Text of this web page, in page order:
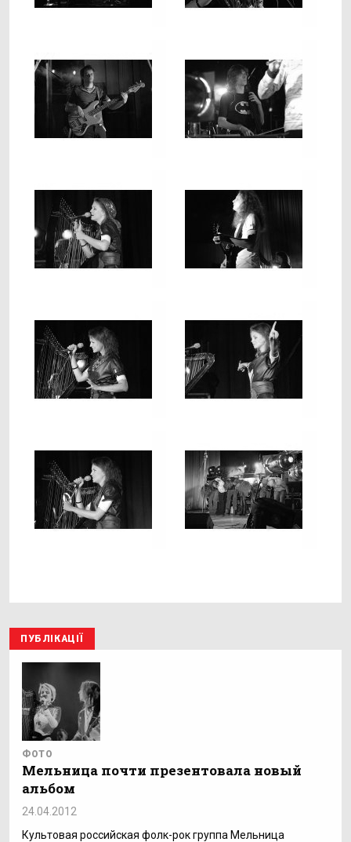
ПУБЛІКАЦІЇ
ФОТО
Мельница почти презентовала новый
альбом
24.04.2012
Культовая российская фолк-рок группа Мельница